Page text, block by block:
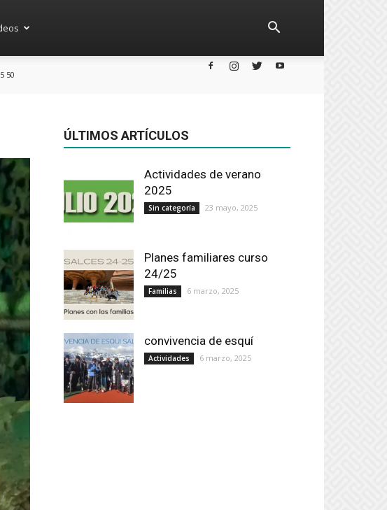
50
ÚLTIMOS ARTÍCULOS
Actividades de verano
2025
Sin categoría 23 mayo, 2025
Planes familiares curso
24/25
Familias 6 marzo, 2025
convivencia de esquí
Actividades 6 marzo, 2025